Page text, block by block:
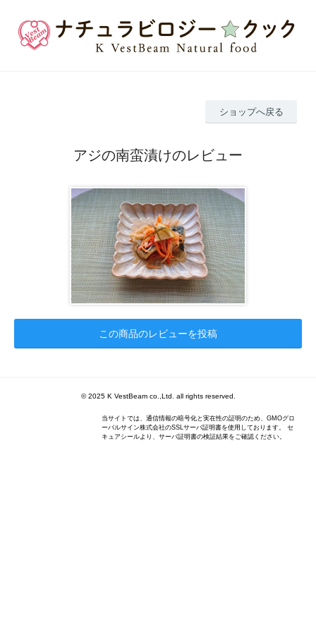
ショップへ戻る
アジの南蛮漬けのレビュー
この商品のレビューを投稿
© 2025 K VestBeam co.,Ltd. all rights reserved.
当サイトでは、通信情報の暗号化と実在性の証明のため、GMOグロ
ーバルサイン株式会社のSSLサーバ証明書を使用しております。 セ
キュアシールより、サーバ証明書の検証結果をご確認ください。